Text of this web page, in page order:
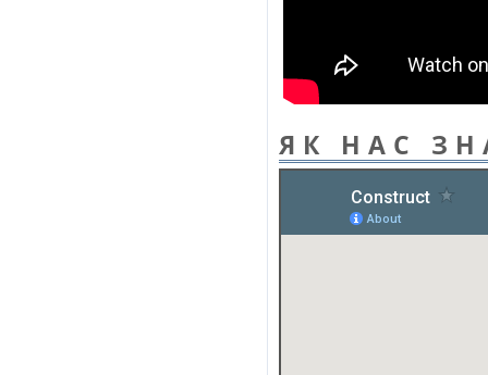
ЯК НАС